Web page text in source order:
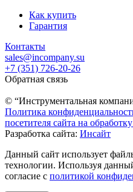
Как купить
Гарантия
Контакты
sales@incompany.su
+7 (351) 726-20-26
Обратная связь
© “Инструментальная
Политика
посетителя сайта на
Разработка сайта: Инсайт
Данный сайт использует
технологии. Используя
согласие с политикой